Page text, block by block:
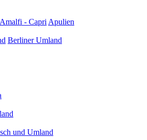
Amalfi - Capri Apulien
Berliner Umland
und Umland